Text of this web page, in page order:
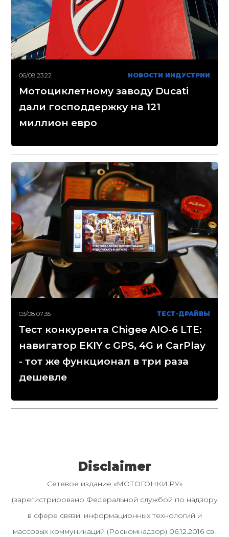
06/08 23:22 НОВОСТИ ИНДУСТРИИ
Мотоциклетному заводу Ducati
дали господдержку на 121
миллион евро
03/08 07:35 ТЕСТ-ДРАЙВЫ
Тест конкурента Chigee AIO-6 LTE:
навигатор EKIY с GPS, 4G и CarPlay
- тот же функционал в три раза
дешевле
Disclaimer
Сетевое издание «МОТОГОНКИ.РУ»
(зарегистрировано Федеральной службой по надзору
в сфере связи, информационных технологий и
массовых коммуникаций (Роскомнадзор) 06.12.2016 св-